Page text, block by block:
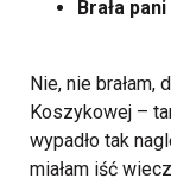
Brała
Nie, nie brałam,
Koszykowej –
wypadło tak
miałam iść